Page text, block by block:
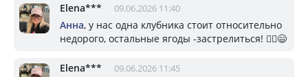
Elena*** 09.06.2026 11:40
Анна, у нас одна клубника стоит относительно
недорого, остальные ягоды -застрелиться! 🤦‍♀️😄
Elena*** 09.06.2026 11:45